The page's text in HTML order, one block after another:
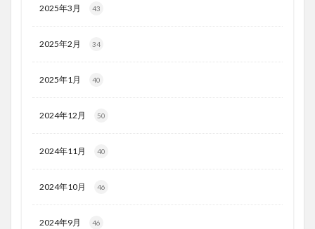
2025年3月 43
2025年2月 34
2025年1月 40
2024年12月 50
2024年11月 40
2024年10月 46
2024年9月 46